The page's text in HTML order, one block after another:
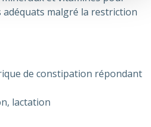
malgré la restriction
de constipation répondant
lactation